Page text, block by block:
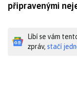
připravenými
Líbí se vám
zpráv, stačí